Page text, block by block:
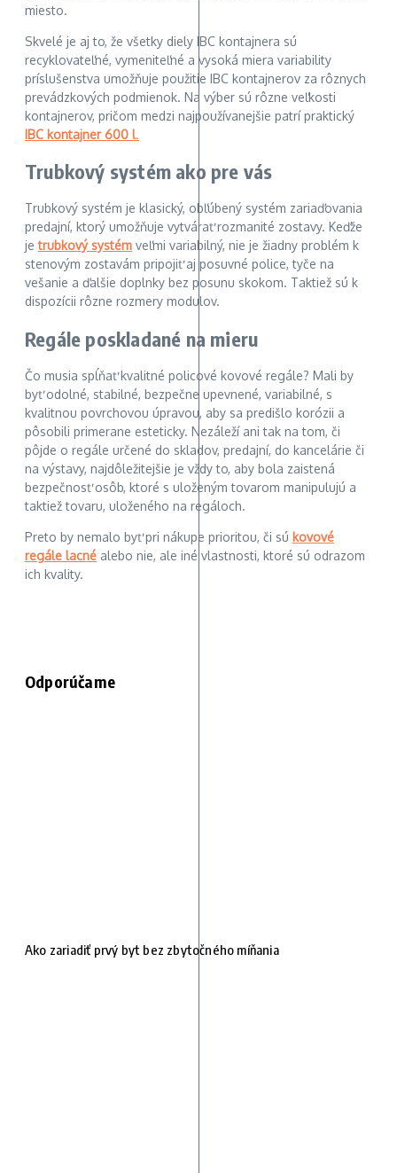
miesto.
Skvelé je aj to, že všetky diely IBC kontajnera sú
recyklovateľné, vymeniteľné a vysoká miera variability
príslušenstva umožňuje použitie IBC kontajnerov za rôznych
prevádzkových podmienok. Na výber sú rôzne veľkosti
kontajnerov, pričom medzi najpoužívanejšie patrí praktický
IBC kontajner 600 l.
Trubkový systém ako pre vás
Trubkový systém je klasický, obľúbený systém zariaďovania
predajní, ktorý umožňuje vytvárať rozmanité zostavy. Keďže
jetrubkový systém veľmi variabilný, nie je žiadny problém k
stenovým zostavám pripojiť aj posuvné police, tyče na
vešanie a ďalšie doplnky bez posunu skokom. Taktiež sú k
dispozícii rôzne rozmery modulov.
Regále poskladané na mieru
Čo musia spĺňať kvalitné policové kovové regále? Mali by
byť odolné, stabilné, bezpečne upevnené, variabilné, s
kvalitnou povrchovou úpravou, aby sa predišlo korózii a
pôsobili primerane esteticky. Nezáleží ani tak na tom, či
pôjde o regále určené do skladov, predajní, do kancelárie či
na výstavy, najdôležitejšie je vždy to, aby bola zaistená
bezpečnosť osôb, ktoré s uloženým tovarom manipulujú a
taktiež tovaru, uloženého na regáloch.
Preto by nemalo byť pri nákupe prioritou, či sú kovové
regále lacné alebo nie, ale iné vlastnosti, ktoré sú odrazom
ich kvality.
Odporúčame
Ako zariadiť prvý byt bez zbytočného míňania